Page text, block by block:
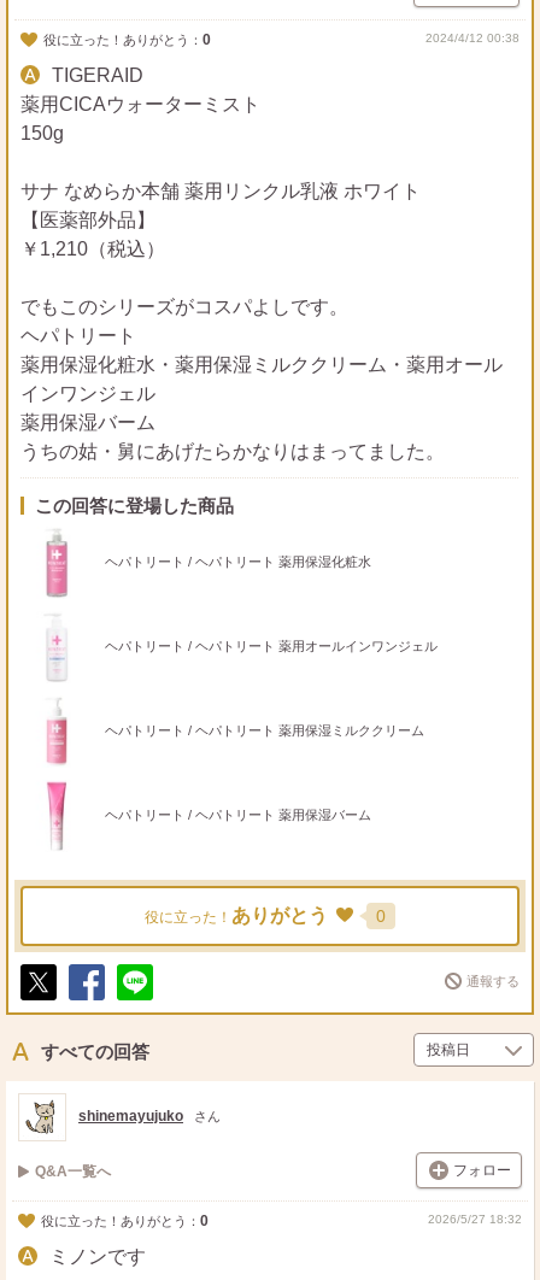
役に立った！ありがとう： 0 2024/4/12 00:38
TIGERAID
薬用CICAウォーターミスト
150g
サナ なめらか本舗 薬用リンクル乳液 ホワイト
【医薬部外品】
￥1,210（税込）
でもこのシリーズがコスパよしです。
ヘパトリート
薬用保湿化粧水・薬用保湿ミルククリーム・薬用オール
インワンジェル
薬用保湿バーム
うちの姑・舅にあげたらかなりはまってました。
この回答に登場した商品
ヘパトリート / ヘパトリート 薬用保湿化粧水
ヘパトリート / ヘパトリート 薬用オールインワンジェル
ヘパトリート / ヘパトリート 薬用保湿ミルククリーム
ヘパトリート / ヘパトリート 薬用保湿バーム
役に立った！ ありがとう 0
ポ
ト
シ
ア
送
通報する
すべての回答
shinemayujuko さん
Q&A一覧へ フォロー
役に立った！ありがとう： 0 2026/5/27 18:32
ミノンです